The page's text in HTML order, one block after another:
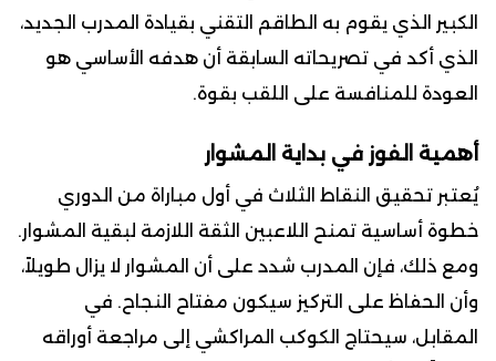
الكبير الذي يقوم به الطاقم التقني بقيادة المدرب الجديد،
الذي أكد في تصريحاته السابقة أن هدفه الأساسي هو
العودة للمنافسة على اللقب بقوة.
أهمية الفوز في بداية المشوار
يُعتبر تحقيق النقاط الثلاث في أول مباراة من الدوري
خطوة أساسية تمنح اللاعبين الثقة اللازمة لبقية المشوار.
ومع ذلك، فإن المدرب شدد على أن المشوار لا يزال طويلاً،
وأن الحفاظ على التركيز سيكون مفتاح النجاح. في
المقابل، سيحتاج الكوكب المراكشي إلى مراجعة أوراقه